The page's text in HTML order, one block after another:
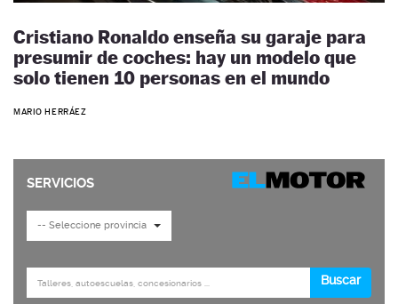
Cristiano Ronaldo enseña su garaje para
presumir de coches: hay un modelo que
solo tienen 10 personas en el mundo
MARIO HERRÁEZ